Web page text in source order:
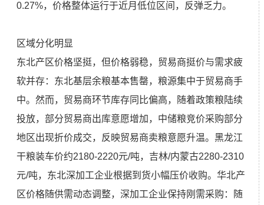
0.27%，价格整体运行于近月低位区间，反弹乏力。
区域分化明显
东北产区价格坚挺，但价格弱稳，贸易商挺价与需求疲
软并存：东北基层余粮基本售罄，粮源集中于贸易商手
中。然而，贸易商环节库存同比偏高，随着政策粮陆续
投放，部分贸易商出库意愿增加，中储粮竞价采购部分
地区出现折价成交，反映贸易商卖粮意愿升温。黑龙江
干粮装车价约2180-2220元/吨，吉林/内蒙古2280-2310
元/吨，东北深加工企业根据到货小幅压价收购。华北产
区价格随供需动态调整，深加工企业保持刚需采购：随